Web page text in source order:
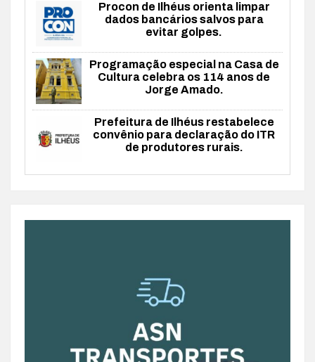
Procon de Ilhéus orienta limpar
dados bancários salvos para
evitar golpes.
Programação especial na Casa de
Cultura celebra os 114 anos de
Jorge Amado.
Prefeitura de Ilhéus restabelece
convênio para declaração do ITR
de produtores rurais.